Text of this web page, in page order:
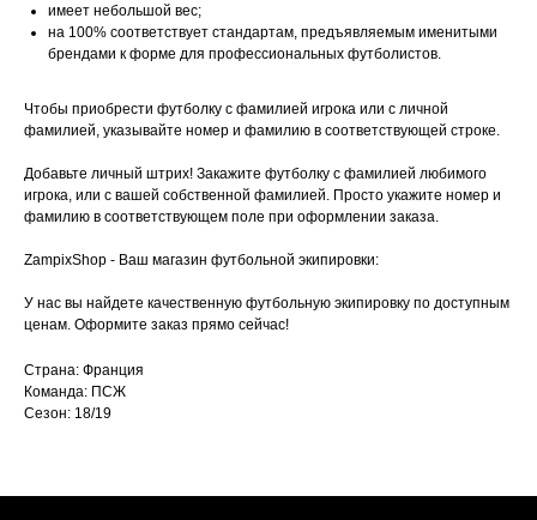
имеет небольшой вес;
на 100% соответствует стандартам, предъявляемым именитыми
брендами к форме для профессиональных футболистов.
Чтобы приобрести футболку с фамилией игрока или с личной
фамилией, указывайте номер и фамилию в соответствующей строке.
Добавьте личный штрих! Закажите футболку с фамилией любимого
игрока, или с вашей собственной фамилией. Просто укажите номер и
фамилию в соответствующем поле при оформлении заказа.
ZampixShop - Ваш магазин футбольной экипировки:
У нас вы найдете качественную футбольную экипировку по доступным
ценам. Оформите заказ прямо сейчас!
Страна: Франция
Команда: ПСЖ
Сезон: 18/19